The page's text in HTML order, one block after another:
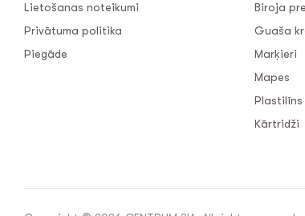
Lietošanas noteikumi
Privātuma politika
Piegāde
Biroja
Guaša
Marķieri
Mapes
Plastilīns
Kārtridži